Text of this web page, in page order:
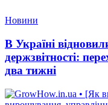
Новини
В Україні
держзвітності:
два тижні